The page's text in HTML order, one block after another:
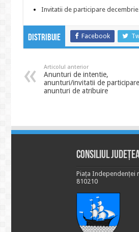
Invitatii de participare
Distribuie Facebook
Articolul anterior
Anunturi de intentie,
anunturi/invitatii de
anunturi de atribuire
Consiliul
Piața Independenței
810210